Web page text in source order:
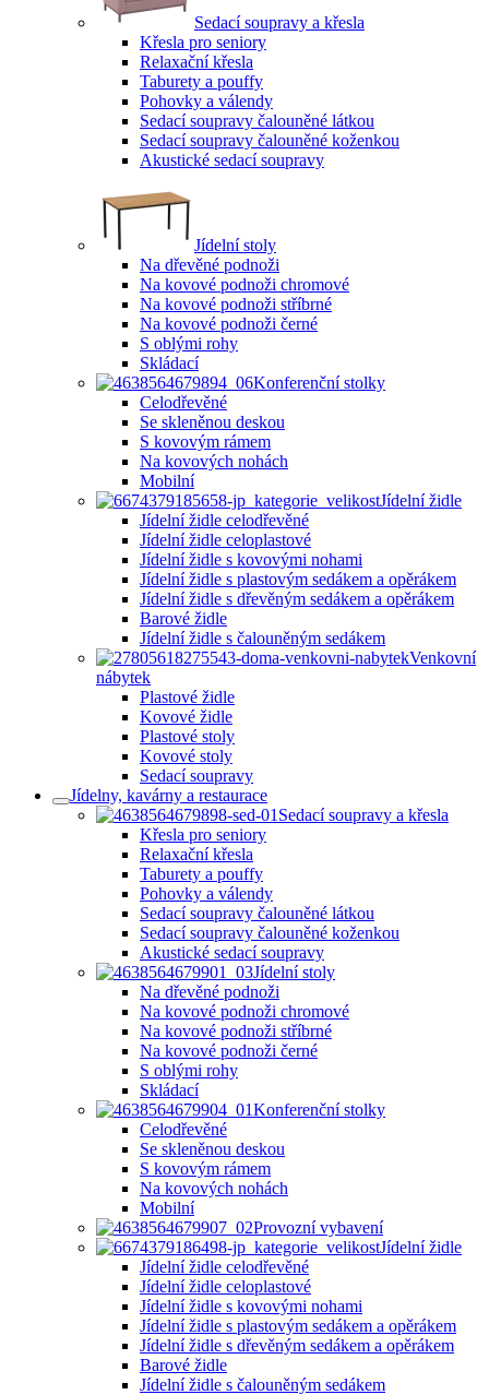
Sedací soupravy a křesla
Křesla pro seniory
Relaxační křesla
Taburety a pouffy
Pohovky a válendy
Sedací soupravy čalouněné látkou
Sedací soupravy čalouněné koženkou
Akustické sedací soupravy
Jídelní stoly
Na dřevěné podnoži
Na kovové podnoži chromové
Na kovové podnoži stříbrné
Na kovové podnoži černé
S oblými rohy
Skládací
Konferenční stolky
Celodřevěné
Se skleněnou deskou
S kovovým rámem
Na kovových nohách
Mobilní
Jídelní židle
Jídelní židle celodřevěné
Jídelní židle celoplastové
Jídelní židle s kovovými nohami
Jídelní židle s plastovým sedákem a opěrákem
Jídelní židle s dřevěným sedákem a opěrákem
Barové židle
Jídelní židle s čalouněným sedákem
Venkovní
nábytek
Plastové židle
Kovové židle
Plastové stoly
Kovové stoly
Sedací soupravy
Jídelny, kavárny a restaurace
Sedací soupravy a křesla
Křesla pro seniory
Relaxační křesla
Taburety a pouffy
Pohovky a válendy
Sedací soupravy čalouněné látkou
Sedací soupravy čalouněné koženkou
Akustické sedací soupravy
Jídelní stoly
Na dřevěné podnoži
Na kovové podnoži chromové
Na kovové podnoži stříbrné
Na kovové podnoži černé
S oblými rohy
Skládací
Konferenční stolky
Celodřevěné
Se skleněnou deskou
S kovovým rámem
Na kovových nohách
Mobilní
Provozní vybavení
Jídelní židle
Jídelní židle celodřevěné
Jídelní židle celoplastové
Jídelní židle s kovovými nohami
Jídelní židle s plastovým sedákem a opěrákem
Jídelní židle s dřevěným sedákem a opěrákem
Barové židle
Jídelní židle s čalouněným sedákem